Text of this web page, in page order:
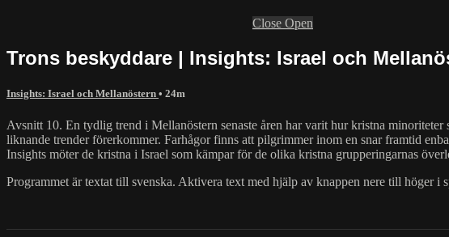
Close Open
Trons beskyddare | Insights: Israel och
Insights: Israel och Mellanöstern • 24m
Avsnitt 10. En tydlig trend i Mellanöstern senaste åren har varit hur kristna
liknande trender förerkommer. Farhågor finns att pilgrimmer inom en snar framtid
Insights möter de kristna i Israel som kämpar för de olika kristna grupperingarnas
Programmet är textat till svenska. Aktivera text med hjälp av knappen nere till höger i